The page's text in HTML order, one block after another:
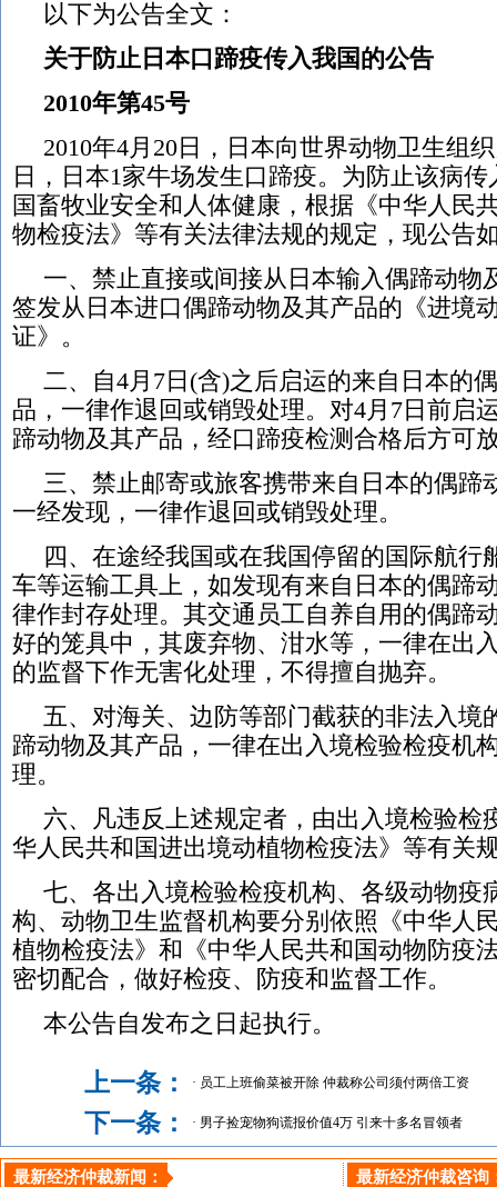
以下为公告全文：
关于防止日本口蹄疫传入我国的公告
2010年第45号
2010年4月20日，日本向世界动物卫生组
日，日本1家牛场发生口蹄疫。为防止该病
国畜牧业安全和人体健康，根据《中华人民
物检疫法》等有关法律法规的规定，现公告
一、禁止直接或间接从日本输入偶蹄动物
签发从日本进口偶蹄动物及其产品的《进境
证》。
二、自4月7日(含)之后启运的来自日本的
品，一律作退回或销毁处理。对4月7日前启
蹄动物及其产品，经口蹄疫检测合格后方可
三、禁止邮寄或旅客携带来自日本的偶蹄
一经发现，一律作退回或销毁处理。
四、在途经我国或在我国停留的国际航行
车等运输工具上，如发现有来自日本的偶蹄
律作封存处理。其交通员工自养自用的偶蹄
好的笼具中，其废弃物、泔水等，一律在出
的监督下作无害化处理，不得擅自抛弃。
五、对海关、边防等部门截获的非法入境
蹄动物及其产品，一律在出入境检验检疫机
理。
六、凡违反上述规定者，由出入境检验检
华人民共和国进出境动植物检疫法》等有关
七、各出入境检验检疫机构、各级动物疫
构、动物卫生监督机构要分别依照《中华人
植物检疫法》和《中华人民共和国动物防疫
密切配合，做好检疫、防疫和监督工作。
本公告自发布之日起执行。
上一条： · 员工上班偷菜被开除 仲裁称公司须付两倍工资
下一条： · 男子捡宠物狗谎报价值4万 引来十多名冒领者
最新经济仲裁新闻： 最新经济仲裁咨询